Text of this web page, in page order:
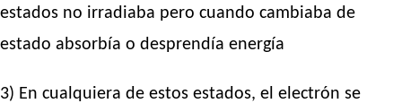
estados no irradiaba pero cuando cambiaba de
estado absorbía o desprendía energía
3) En cualquiera de estos estados, el electrón se